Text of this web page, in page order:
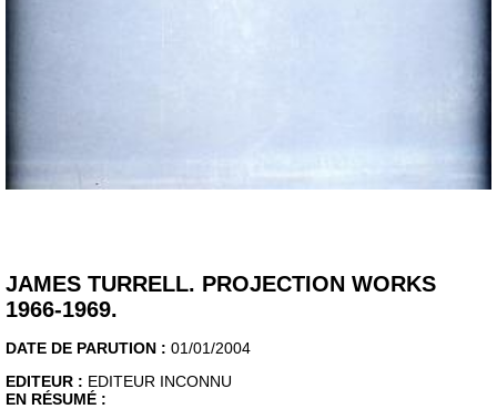
JAMES TURRELL. PROJECTION WORKS
1966-1969.
DATE DE PARUTION : 01/01/2004
EDITEUR : EDITEUR INCONNU
EN RÉSUMÉ :